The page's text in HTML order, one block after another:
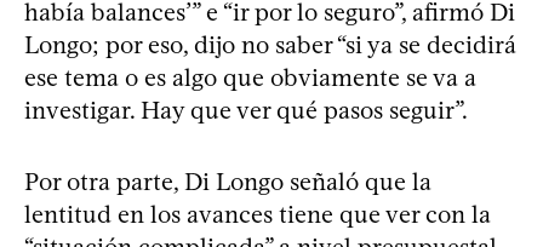
había balances’” e “ir por lo seguro”, afirmó Di
Longo; por eso, dijo no saber “si ya se decidirá
ese tema o es algo que obviamente se va a
investigar. Hay que ver qué pasos seguir”.
Por otra parte, Di Longo señaló que la
lentitud en los avances tiene que ver con la